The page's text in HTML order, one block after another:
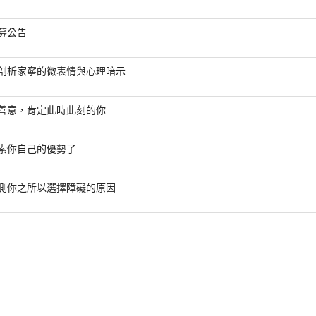
公告
析家寧的微表情與心理暗示
意，肯定此時此刻的你
你自己的優勢了
你之所以選擇障礙的原因